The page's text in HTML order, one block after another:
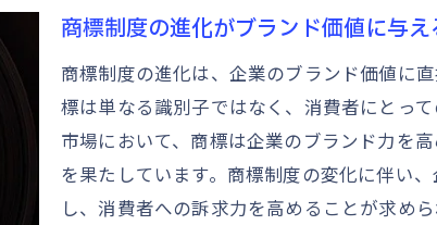
際市場における商標の戦略的役割
グローバル市場での商標保護の重要性
商標がグローバルブランド構築に果たす影響
国際ビジネスにおける商標の意義とその変化
グローバル市場における商標登録の要点
商標が国際市場の競争優位性を高める理由
商標制度の進化がブランド価値に与
商標制度の進化は、企業のブランド価値に
標は単なる識別子ではなく、消費者にとっ
市場において、商標は企業のブランド力を
を果たしています。商標制度の変化に伴い
し、消費者への訴求力を高めることが求め